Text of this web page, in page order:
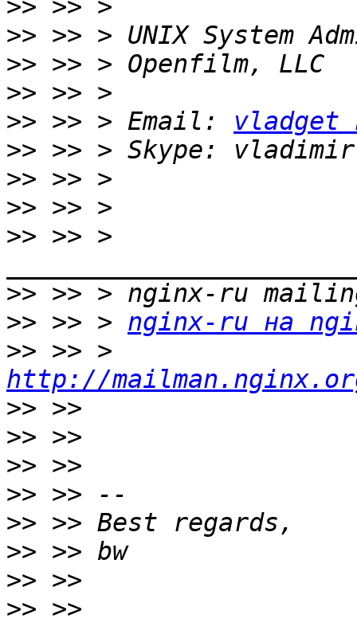
>>
>>
>>
>>
>> >> > Email: vladget
>>
>>
>>
>> >> >
>>
>> >> > nginx-ru на
>>
http://
>>
>>
>>
>>
>>
>>
>>
>> >>